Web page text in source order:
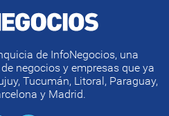
de InfoNegocios, una
negocios y empresas que ya
Tucumán, Litoral, Paraguay,
y Madrid.